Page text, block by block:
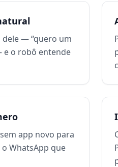
dele — “quero um
e o robô entende
app novo para
WhatsApp que